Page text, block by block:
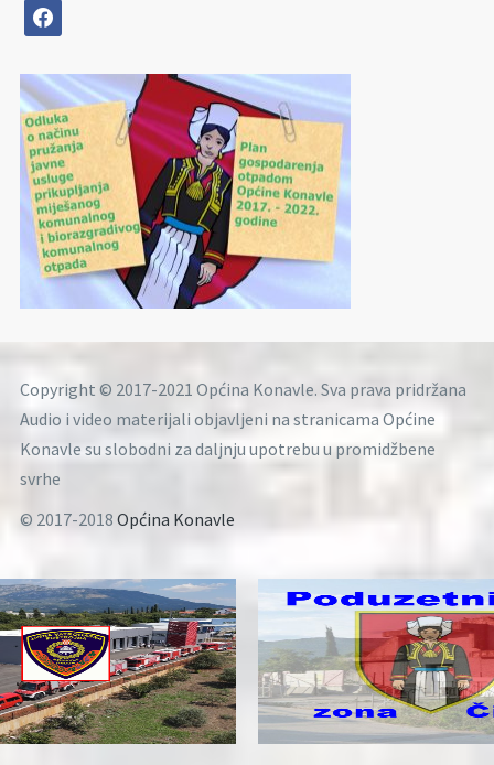
facebook
Copyright © 2017-2021 Općina Konavle. Sva prava pridržana
Audio i video materijali objavljeni na stranicama Općine
Konavle su slobodni za daljnju upotrebu u promidžbene
svrhe
© 2017-2018 Općina Konavle